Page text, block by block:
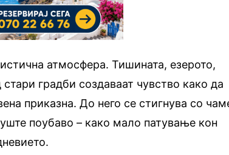
атмосфера. Тишината, езерото,
градби создаваат чувство како да
приказна. До него се стигнува со
поубаво – како мало патување кон